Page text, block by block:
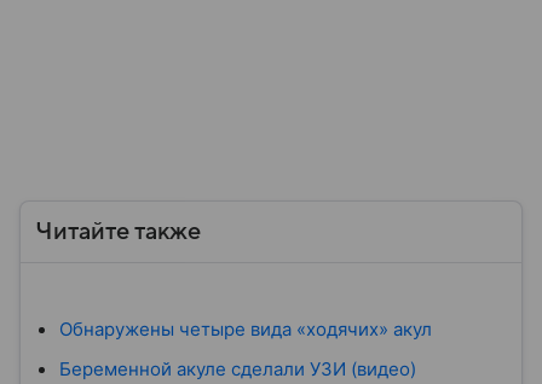
Читайте также
Обнаружены четыре вида «ходячих» акул
Беременной акуле сделали УЗИ (видео)